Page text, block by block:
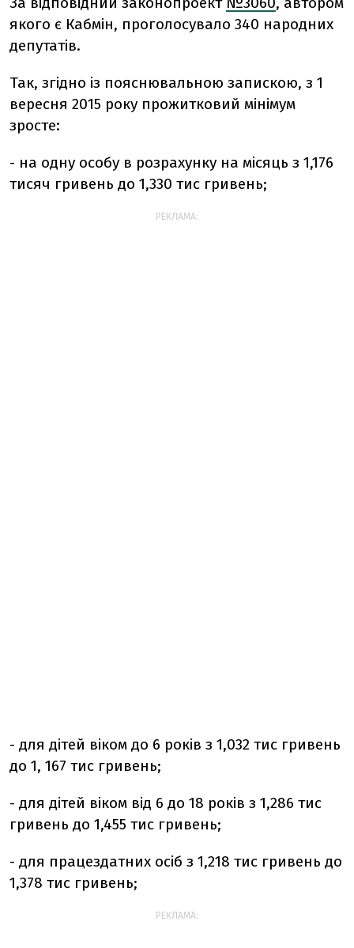
якого є Кабмін, проголосувало 340 народних
депутатів.
Так, згідно із пояснювальною запискою, з 1
вересня 2015 року прожитковий мінімум
зросте:
- на одну особу в розрахунку на місяць з 1,176
тисяч гривень до 1,330 тис гривень;
РЕКЛАМА:
- для дітей віком до 6 років з 1,032 тис гривень
до 1, 167 тис гривень;
- для дітей віком від 6 до 18 років з 1,286 тис
гривень до 1,455 тис гривень;
- для працездатних осіб з 1,218 тис гривень до
1,378 тис гривень;
РЕКЛАМА: